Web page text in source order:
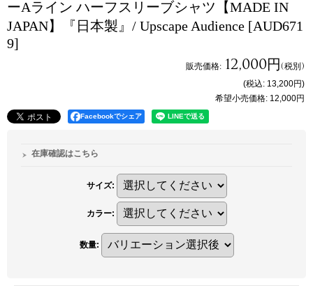
ーAライン ハーフスリーブシャツ【MADE IN
JAPAN】『日本製』/ Upscape Audience [AUD671
9]
販売価格: 12,000円(税別)
(税込: 13,200円)
希望小売価格: 12,000円
Facebookでシェア
在庫確認はこちら
サイズ:
カラー:
数量: